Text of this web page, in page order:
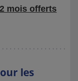
mois offerts
les